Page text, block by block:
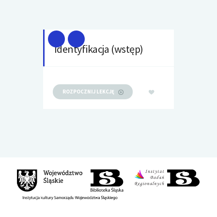
Identyfikacja (wstęp)
ROZPOCZNIJ LEKCJĘ